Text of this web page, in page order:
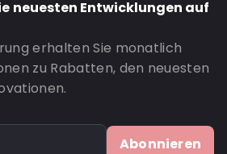
neuesten Entwicklungen auf
erhalten Sie monatlich
zu Rabatten, den neuesten
Abonnieren